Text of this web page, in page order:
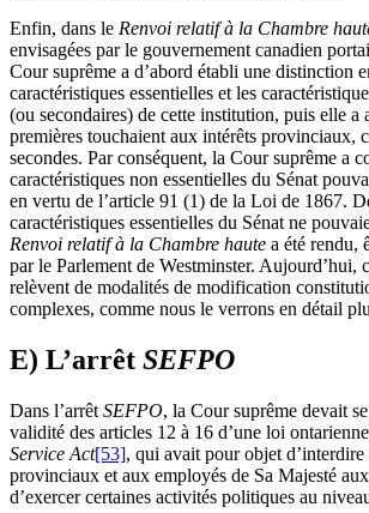
Enfin, dans le Renvoi relatif à la Chambre
envisagées par le gouvernement canadien
Cour suprême a d’abord établi une distinction
caractéristiques essentielles et les
(ou secondaires) de cette institution, puis elle a
premières touchaient aux intérêts provinciaux,
secondes. Par conséquent, la Cour suprême a
caractéristiques non essentielles du Sénat
en vertu de l’article 91 (1) de la Loi de 1867.
caractéristiques essentielles du Sénat ne
Renvoi relatif à la Chambre haute a été rendu,
par le Parlement de Westminster. Aujourd’hui,
relèvent de modalités de modification
complexes, comme nous le verrons en détail
E) L’arrêt SEFPO
Dans l’arrêt SEFPO, la Cour suprême devait
validité des articles 12 à 16 d’une loi
Service Act[53], qui avait pour objet
provinciaux et aux employés de Sa Majesté
d’exercer certaines activités politiques au